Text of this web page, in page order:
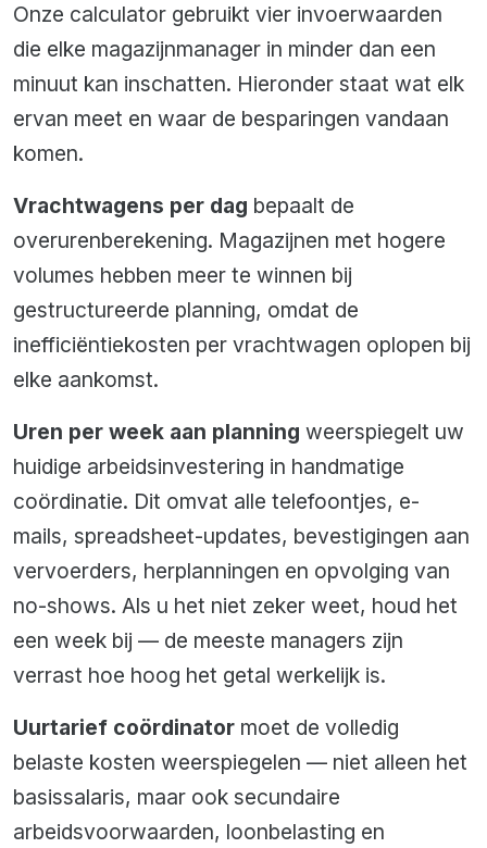
Onze calculator gebruikt vier invoerwaarden
die elke magazijnmanager in minder dan een
minuut kan inschatten. Hieronder staat wat elk
ervan meet en waar de besparingen vandaan
komen.
Vrachtwagens per dag bepaalt de
overurenberekening. Magazijnen met hogere
volumes hebben meer te winnen bij
gestructureerde planning, omdat de
inefficiëntiekosten per vrachtwagen oplopen bij
elke aankomst.
Uren per week aan planning weerspiegelt uw
huidige arbeidsinvestering in handmatige
coördinatie. Dit omvat alle telefoontjes, e-
mails, spreadsheet-updates, bevestigingen aan
vervoerders, herplanningen en opvolging van
no-shows. Als u het niet zeker weet, houd het
een week bij — de meeste managers zijn
verrast hoe hoog het getal werkelijk is.
Uurtarief coördinator moet de volledig
belaste kosten weerspiegelen — niet alleen het
basissalaris, maar ook secundaire
arbeidsvoorwaarden, loonbelasting en